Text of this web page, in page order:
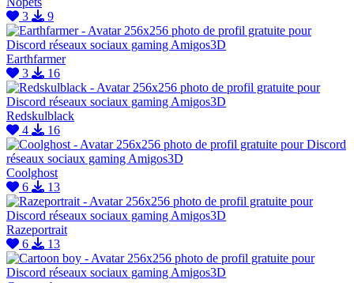
3
9
Earthfarmer
3
16
Redskulblack
4
16
Coolghost
6
13
Razeportrait
6
13